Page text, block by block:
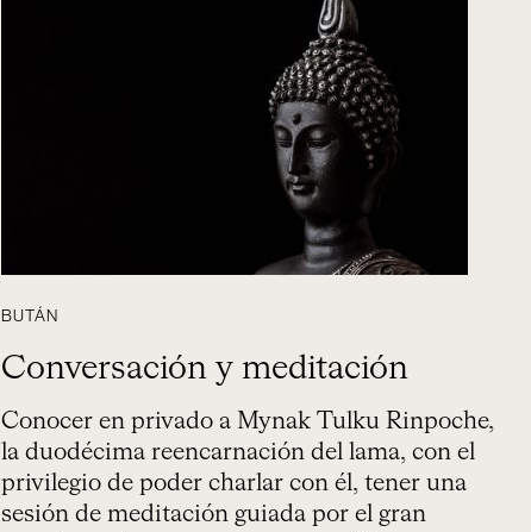
BUTÁN
Conversación y meditación
Conocer en privado a Mynak Tulku Rinpoche,
la duodécima reencarnación del lama, con el
privilegio de poder charlar con él, tener una
sesión de meditación guiada por el gran